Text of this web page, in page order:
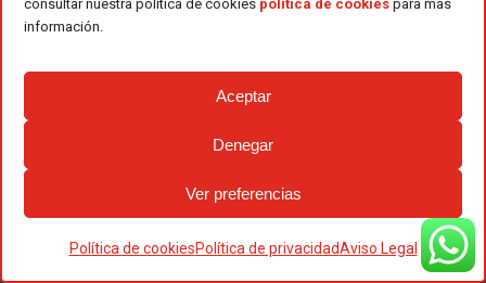
consultar nuestra política de cookies política de cookies para más
información.
Aceptar
Denegar
Ver preferencias
Política de cookiesPolítica de privacidadAviso Legal